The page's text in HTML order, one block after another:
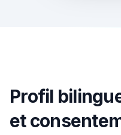
Profil
et